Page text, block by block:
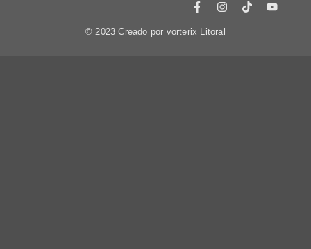
© 2023 Creado por vorterix Litoral